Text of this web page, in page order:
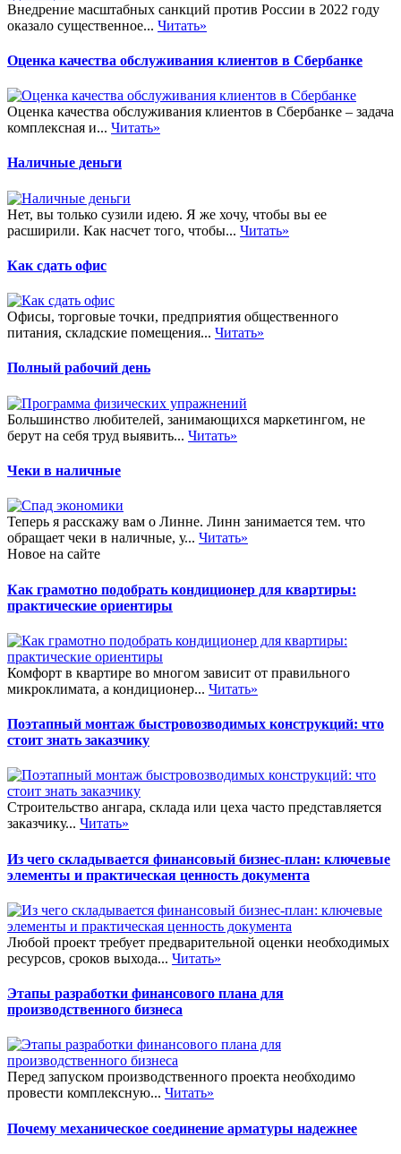
Внедрение масштабных санкций против России в 2022 году
оказало существенное... Читать»
Оценка качества обслуживания клиентов в Сбербанке
Оценка качества обслуживания клиентов в Сбербанке – задача
комплексная и... Читать»
Наличные деньги
Нет, вы только сузили идею. Я же хочу, чтобы вы ее
расширили. Как насчет того, чтобы... Читать»
Как сдать офис
Офисы, торговые точки, предприятия общественного
питания, складские помещения... Читать»
Полный рабочий день
Большинство любителей, занимающихся маркетингом, не
берут на себя труд выявить... Читать»
Чеки в наличные
Теперь я расскажу вам о Линне. Линн занимается тем. что
обращает чеки в наличные, у... Читать»
Новое на сайте
Как грамотно подобрать кондиционер для квартиры:
практические ориентиры
Комфорт в квартире во многом зависит от правильного
микроклимата, а кондиционер... Читать»
Поэтапный монтаж быстровозводимых конструкций: что
стоит знать заказчику
Строительство ангара, склада или цеха часто представляется
заказчику... Читать»
Из чего складывается финансовый бизнес-план: ключевые
элементы и практическая ценность документа
Любой проект требует предварительной оценки необходимых
ресурсов, сроков выхода... Читать»
Этапы разработки финансового плана для
производственного бизнеса
Перед запуском производственного проекта необходимо
провести комплексную... Читать»
Почему механическое соединение арматуры надежнее